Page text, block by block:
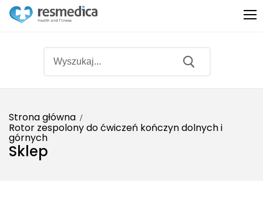
Produkty
Sprzęt medyczny
Strona główna
Rotor zespolony do ćwiczeń kończyn dolnych i
górnych
Sklep